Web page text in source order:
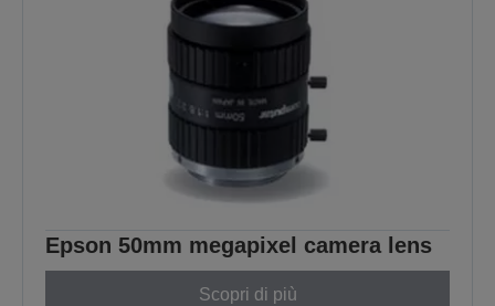
Epson 50mm megapixel camera lens
Scopri di più